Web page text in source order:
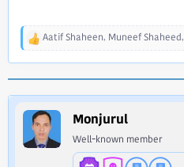
R
i
o
n
Aatif Shaheen, Muneef Shaheed,
Monjurul
Well-known member